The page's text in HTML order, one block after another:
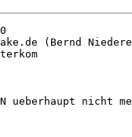
(Bernd
ueberhaupt nicht